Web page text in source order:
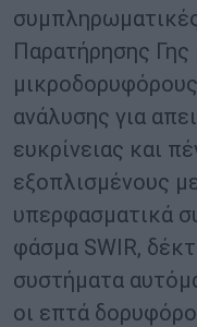
Παρατήρησης Γης
ανάλυσης για
ευκρίνειας και
εξοπλισμένους
υπερφασματικά
φάσμα SWIR,
συστήματα
οι επτά